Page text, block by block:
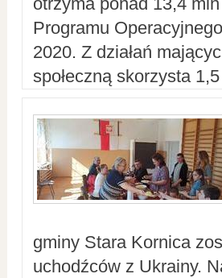
Programu
2020. Z działań
społeczną skorzysta
gminy Stara Kornica
uchodźców z Ukrainy.